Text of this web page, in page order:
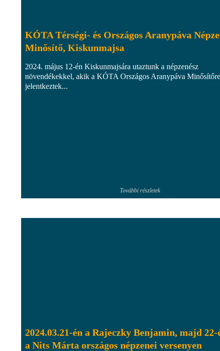
KÓTA Térségi- és Országos Aranypáva
Minősítő, Kiskunmajsa
2024. május 12-én Kiskunmajsára utaztunk a népzenész
növendékekkel, akik a KÓTA Országos Aranypáva Minősítőre
jelentkeztek...
További részletek
2024.03.21-én a Rajeczky Benjamin, majd 22-
a Nits Márta országos népzenei versenyen